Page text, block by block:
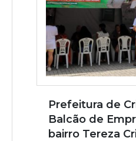
Prefeitura de
Balcão de
bairro Tereza